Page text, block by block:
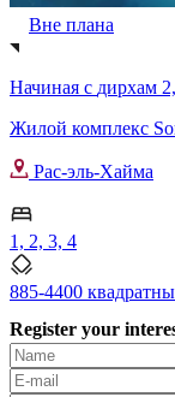
Вне плана
Начиная с дирхам
Жилой комплекс
Рас-эль-Хайма
1, 2, 3, 4
885-4400
Register your